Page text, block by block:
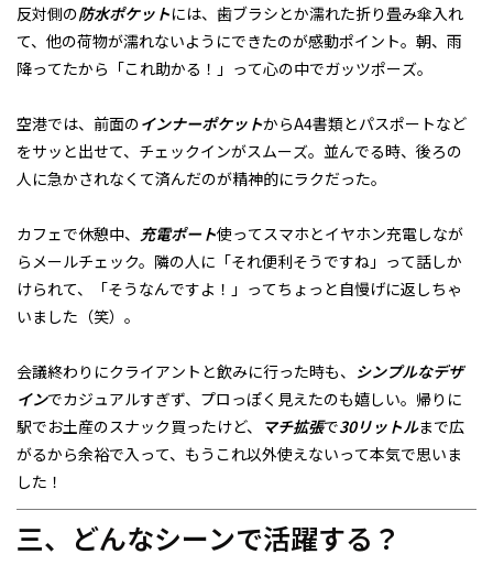
反対側の防水ポケットには、歯ブラシとか濡れた折り畳み傘入れ
て、他の荷物が濡れないようにできたのが感動ポイント。朝、雨
降ってたから「これ助かる！」って心の中でガッツポーズ。
空港では、前面のインナーポケットからA4書類とパスポートなど
をサッと出せて、チェックインがスムーズ。並んでる時、後ろの
人に急かされなくて済んだのが精神的にラクだった。
カフェで休憩中、 充電ポート使ってスマホとイヤホン充電しなが
らメールチェック。隣の人に「それ便利そうですね」って話しか
けられて、「そうなんですよ！」ってちょっと自慢げに返しちゃ
いました（笑）。
会議終わりにクライアントと飲みに行った時も、 シンプルなデザ
インでカジュアルすぎず、プロっぽく見えたのも嬉しい。帰りに
駅でお土産のスナック買ったけど、 マチ拡張で30リットルまで広
がるから余裕で入って、もうこれ以外使えないって本気で思いま
した！
三、 どんなシーンで活躍する？